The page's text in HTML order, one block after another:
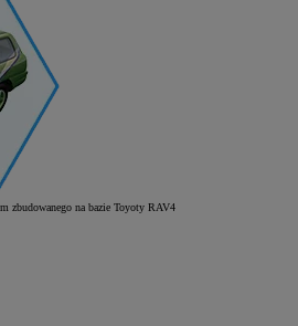
zbudowanego na bazie Toyoty RAV4